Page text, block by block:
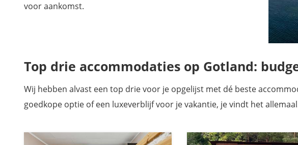
voor aankomst.
Top drie accommodaties op Gotland:
Wij hebben alvast een top drie voor je opgelijst met dé beste
goedkope optie of een luxeverblijf voor je vakantie, je vindt het